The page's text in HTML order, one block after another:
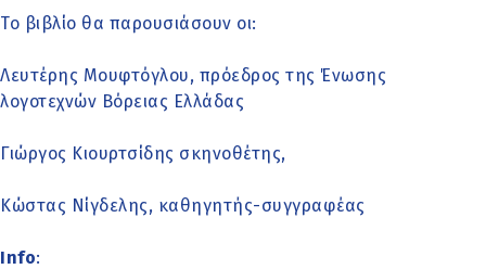
Το βιβλίο θα παρουσιάσουν οι:
Λευτέρης Μουφτόγλου, πρόεδρος της Ένωσης
λογοτεχνών Βόρειας Ελλάδας
Γιώργος Κιουρτσίδης σκηνοθέτης,
Κώστας Νίγδελης, καθηγητής-συγγραφέας
Info: